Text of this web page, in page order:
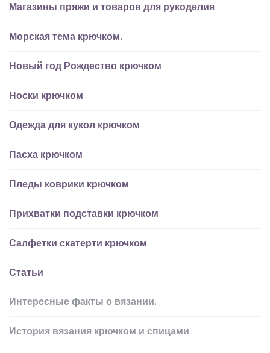
Магазины пряжи и товаров для рукоделия
Морская тема крючком.
Новый год Рождество крючком
Носки крючком
Одежда для кукол крючком
Пасха крючком
Пледы коврики крючком
Прихватки подставки крючком
Салфетки скатерти крючком
Статьи
Интересные факты о вязании.
История вязания крючком и спицами